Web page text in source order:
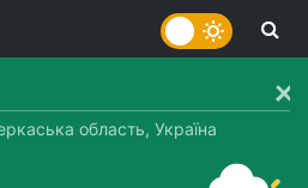
область, Україна